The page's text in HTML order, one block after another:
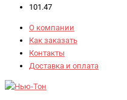
101.47
О компании
Как заказать
Контакты
Доставка и оплата